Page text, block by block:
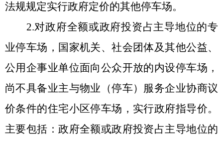
法规规定实行政府定价的其他停车场。
2.对政府全额或政府投资占主导地位的专
业停车场，国家机关、社会团体及其他公益、
公用企事业单位面向公众开放的内设停车场，
尚不具备业主与物业（停车）服务企业协商议
价条件的住宅小区停车场， 实行政府指导价。
主要包括：政府全额或政府投资占主导地位的